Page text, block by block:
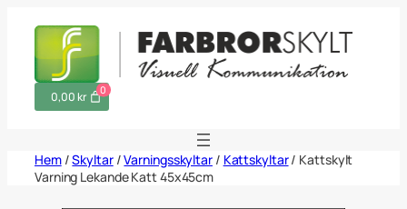
0
0,00 kr
Hem/Skyltar/Varningsskyltar/ Kattskyltar/ Kattskylt
Varning Lekande Katt 45x45cm